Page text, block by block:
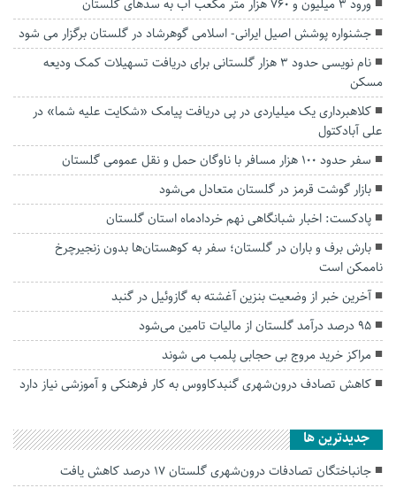
ورود ۳ میلیون و ۷۶۰ هزار متر مکعب آب به سد‌های گلستان
جشنواره پوشش اصیل ایرانی- اسلامی گوهرشاد در گلستان برگزار می شود
نام نویسی حدود ۳ هزار گلستانی برای دریافت تسهیلات کمک ودیعه
مسکن
کلاهبرداری یک میلیاردی در پی دریافت پیامک «شکایت علیه شما» در
علی آبادکتول
سفر حدود ۱۰۰ هزار مسافر با ناوگان حمل و نقل عمومی گلستان
بازار گوشت قرمز در گلستان متعادل می‌شود
پادکست: اخبار شبانگاهی نهم خردادماه استان گلستان
بارش برف و باران در گلستان؛ سفر به کوهستان‌ها بدون زنجیرچرخ
ناممکن است
آخرین خبر از وضعیت بنزین آغشته به گازوئیل در گنبد
۹۵ درصد درآمد گلستان از مالیات تامین می‌شود
مراکز خرید مروج بی حجابی پلمب می شوند
کاهش تصادف درون‌شهری گنبدکاووس به کار فرهنکی و آموزشی نیاز دارد
جديدترين ها
جانباختگان تصادفات درون‌شهری گلستان ۱۷ درصد کاهش یافت